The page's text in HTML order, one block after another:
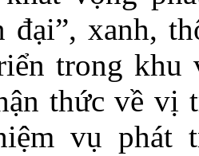
xanh,
trong khu
thức về vị
vụ phát